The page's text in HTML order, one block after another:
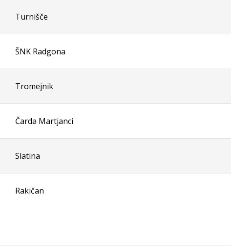
Turnišče
ŠNK Radgona
Tromejnik
Čarda Martjanci
Slatina
Rakičan